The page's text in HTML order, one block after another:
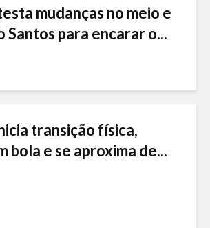
mudanças no meio e
Santos para encarar o...
transição física,
bola e se aproxima de...